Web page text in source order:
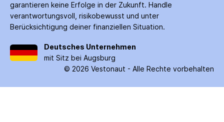
garantieren keine Erfolge in der Zukunft. Handle
verantwortungsvoll, risiko­bewusst und unter
Berücksichtigung deiner finanziellen Situation.
Deutsches Unternehmen
mit Sitz bei Augsburg
© 2026 Vestonaut - Alle Rechte vorbehalten